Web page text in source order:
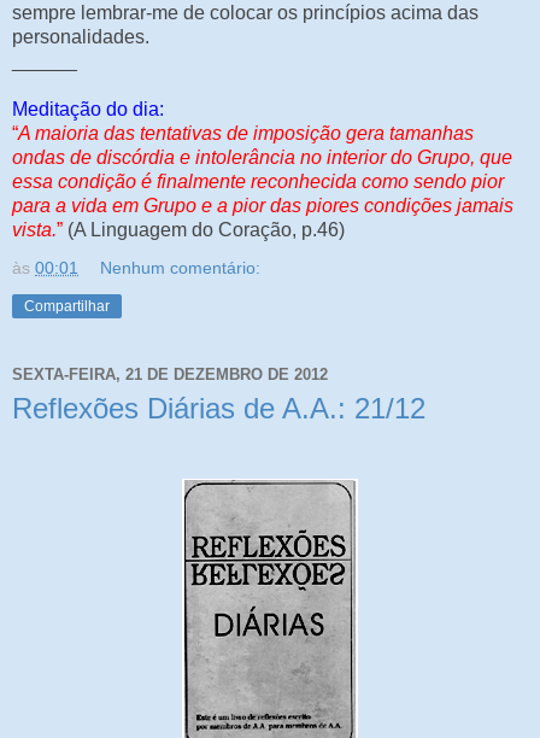
sempre lembrar-me de colocar os princípios acima das
personalidades.
Meditação do dia:
“A maioria das tentativas de imposição gera tamanhas
ondas de discórdia e intolerância no interior do Grupo, que
essa condição é finalmente reconhecida como sendo pior
para a vida em Grupo e a pior das piores condições jamais
vista.” (A Linguagem do Coração, p.46)
às 00:01 Nenhum comentário:
Compartilhar
SEXTA-FEIRA, 21 DE DEZEMBRO DE 2012
Reflexões Diárias de A.A.: 21/12